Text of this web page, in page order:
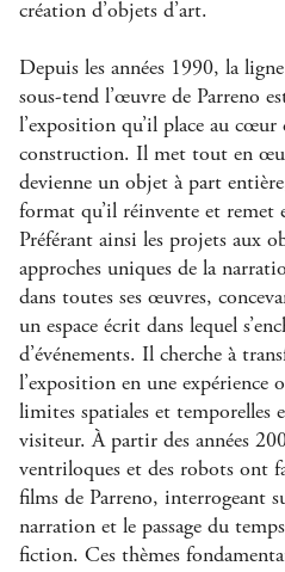
création d’objets d’art.
Depuis les années 1990, la
sous-tend l’œuvre de Parreno
l’exposition qu’il place au cœur
construction. Il met tout en
devienne un objet à part
format qu’il réinvente et remet
Préférant ainsi les projets aux
approches uniques de la
dans toutes ses œuvres,
un espace écrit dans lequel
d’événements. Il cherche à
l’exposition en une expérience
limites spatiales et temporelles
visiteur. À partir des années
ventriloques et des robots ont
films de Parreno, interrogeant
narration et le passage du
fiction. Ces thèmes